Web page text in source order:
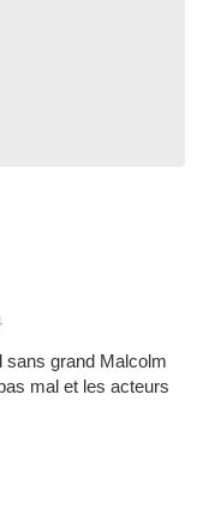
grand Malcolm
mal et les acteurs